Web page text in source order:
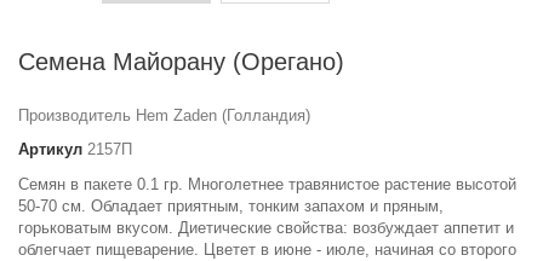
Семена Майорану (Орегано)
Производитель Hem Zaden (Голландия)
Артикул 2157П
Семян в пакете 0.1 гр. Многолетнее травянистое растение высотой
50-70 см. Обладает приятным, тонким запахом и пряным,
горьковатым вкусом. Диетические свойства: возбуждает аппетит и
облегчает пищеварение. Цветет в июне - июле, начиная со второго